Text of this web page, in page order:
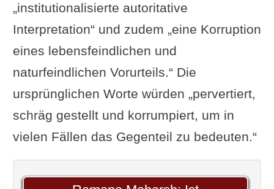
„institutionalisierte autoritative
Interpretation“ und zudem „eine Korruption
eines lebensfeindlichen und
naturfeindlichen Vorurteils.“ Die
ursprünglichen Worte würden „pervertiert,
schräg gestellt und korrumpiert, um in
vielen Fällen das Gegenteil zu bedeuten.“